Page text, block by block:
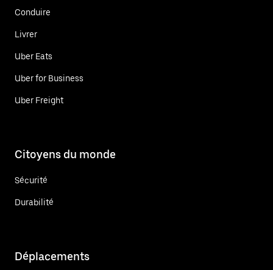
Conduire
Livrer
Uber Eats
Uber for Business
Uber Freight
Citoyens du monde
Sécurité
Durabilité
Déplacements